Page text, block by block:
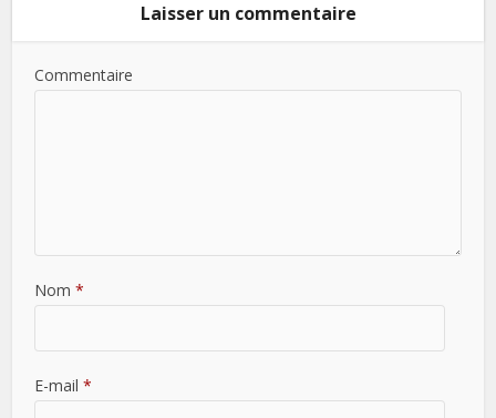
Laisser un commentaire
Commentaire
Nom*
E-mail*